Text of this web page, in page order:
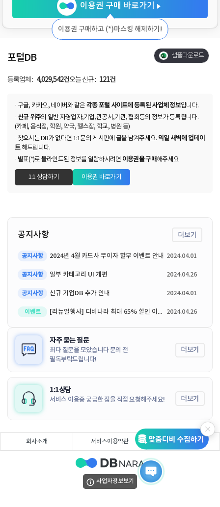
이용권 구매 바로가기
이용권 구매하고 (*)마스킹 해제하기!
포털DB
등록업체 : 4,029,542건오늘 신규 : 121건
샘플다운로드
· 구글, 카카오, 네이버와 같은 각종 포털 사이트에 등록된 사업체 정보입니다.
· 신규 위주의 일반 자영업자,기업,관공서,기관, 협회등의 정보가 등록됩니다.
(카페, 음식점, 학원, 약국, 헬스장, 학교, 병원 등)
· 찾으시는 DB가 없다면 1:1문의 게시판에 글을 남겨주세요. 익일 새벽에 업데이
트해드립니다.
· 별표(*)로 블라인드된 정보를 열람하시려면 이용권을 구매 해주세요
1:1 상담하기 이용권 바로가기
공지사항 더보기
공지사항 2024년 4월 카드사 무이자 할부 이벤트 안내 2024.04.01
공지사항 일부 카테고리 UI 개편 2024.04.26
공지사항 신규 기업DB 추가 안내 2024.04.01
이벤트 [리뉴얼행사] 디비나라 최대 65% 할인 이벤트 2024.04.26
자주 묻는 질문
최다 질문을 모았습니다 문의 전
필독부탁드립니다!
더보기
1:1상담
서비스 이용중 궁금한 점을 직접 요청해주세요! 더보기
회사소개 서비스이용약관 개인정보처리방침
사업자정보보기